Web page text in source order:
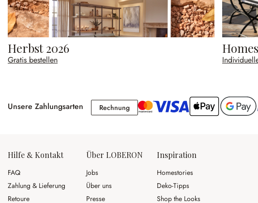
Herbst 2026
Gratis bestellen
Unsere Zahlungsarten RechnungRechnung
Hilfe & Kontakt
FAQ
Zahlung & Lieferung
Retoure
Über LOBERON
Jobs
Über uns
Presse
Inspiration
Homestories
Deko-Tipps
Shop the Looks